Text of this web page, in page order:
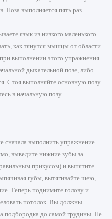
Поза выполняется пять раз.
язык из низкого маленького
как тянутся мышцы от области
выполнении этого упражнения
дыхательной позе, либо
Стоя выполняйте основную позу
в начальную позу.
сначала выполнить упражнение
выведите нижние зубы за
прикусом) и выпятите
губы, вытягивайте шею,
Теперь поднимите голову и
потолок. Вы должны
подбородка до самой грудины. Не